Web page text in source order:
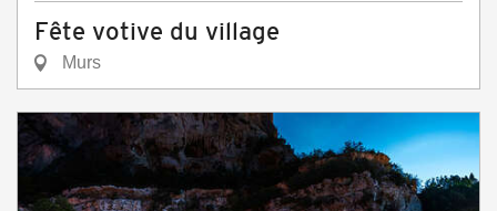
Fête votive du village
Murs